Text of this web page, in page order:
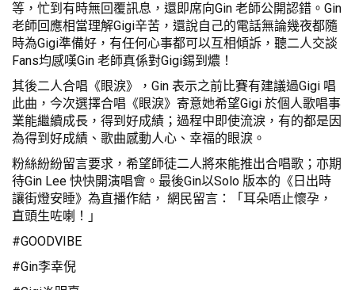
等，忙到有時無回覆訊息，還即席向Gin 老師公開認錯。Gin
老師回應相當理解Gigi辛苦，還說自己的電話無論幾夜都隨
時為Gigi準備好，有任何心事都可以互相傾訴，聽二人交談
Fans均感嘆Gin 老師真係對Gigi錫到燶！
其後二人合唱《眼淚》，Gin 表示之前比賽有建議過Gigi 唱
此曲，今次選擇合唱《眼淚》寄意她希望Gigi 於個人歌唱事
業能繼續成長，得到好成績；過程中即使流淚，有的都是因
為得到好成績、歌曲感動人心、幸福的眼淚。
粉絲紛紛留言要求，希望師徒二人將來能推出合唱歌；亦期
待Gin Lee 快快開演唱會。最後Gin以Solo 版本的《日出時
讓街燈安睡》為直播作結， 網民留言：「耳朵唔止懷孕，
直頭生咗喇！」
#GOODVIBE
#Gin李幸倪